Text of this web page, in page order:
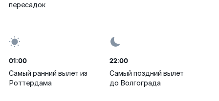
пересадок
01:00
Самый ранний вылет из
Роттердама
22:00
Самый поздний вылет
до Волгограда